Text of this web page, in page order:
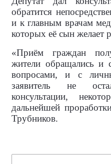
обратится
и к главным врачам
которых её сын желает
«Приём граждан
жители обращались и
вопросами, и с
заявитель не
консультации,
дальнейшей
Трубников.